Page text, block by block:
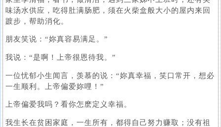
味汤水供应，吃得肚满肠肥，须在火柴盒般大小的屋内来回
踱步，帮助消化。
朋友笑说：“妳真容易满足。”
我说：“是啊！上帝很恩待我。”
一位忧郁小生闻言，羡慕的说：“妳真幸福，笑口常开，想必
一生顺利。上帝偏爱妳哩！”
上帝偏爱我吗？看你怎麽定义幸福。
我生长在贫困家庭，一生所有，都得自己努力赚取；没有祖